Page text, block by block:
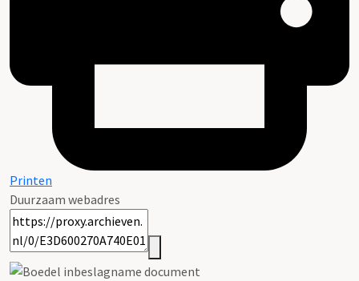
Printen
Duurzaam webadres